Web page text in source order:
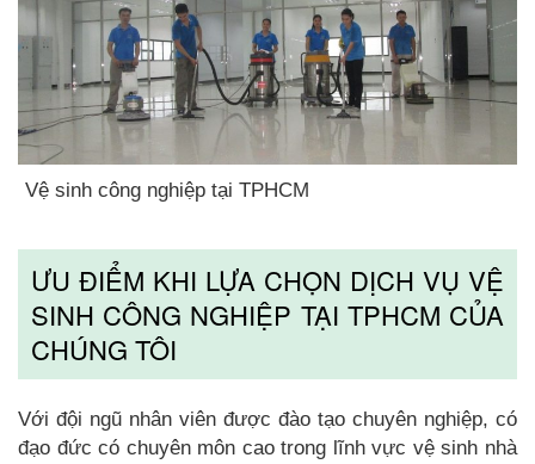
Vệ sinh công nghiệp tại TPHCM
ƯU ĐIỂM KHI LỰA CHỌN DỊCH VỤ VỆ
SINH CÔNG NGHIỆP TẠI TPHCM CỦA
CHÚNG TÔI
Với đội ngũ nhân viên được đào tạo chuyên nghiệp, có
đạo đức có chuyên môn cao trong lĩnh vực vệ sinh nhà